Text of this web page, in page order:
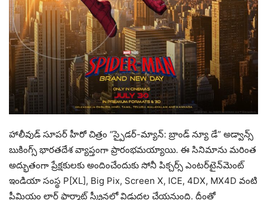
హాలీవుడ్ సూపర్ హీరో చిత్రం “స్పైడర్-మ్యాన్: బ్రాండ్ న్యూ డే” అడ్వాన్స్
బుకింగ్స్ భారతదేశ వ్యాప్తంగా ప్రారంభమయ్యాయి. ఈ సినిమాను మరింత
అద్భుతంగా ప్రేక్షకులకు అందించేందుకు సోనీ పిక్చర్స్ ఎంటర్‌టైన్‌మెంట్
ఇండియా సంస్థ P[XL], Big Pix, Screen X, ICE, 4DX, MX4D వంటి
ప్రీమియం లార్జ్ ఫార్మాట్ స్క్రీన్లలో విడుదల చేయనుంది. దీంతో